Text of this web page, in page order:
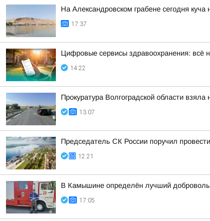
На Александровском грабене сегодня
17:37
Цифровые сервисы здравоохранения: всё
14:22
Прокуратура Волгоградской области
13:07
Председатель СК России поручил
12:21
В Камышине определён лучший
17:05